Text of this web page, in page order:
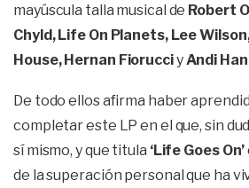
mayúscula talla musical de Robert
Chyld, Life On Planets, Lee
House, Hernan FiorucciyAndi
De todo ellos afirma haber
completar este LP en el que, sin
sí mismo, y que titula ‘Life Goes On’
de la superación personal que ha